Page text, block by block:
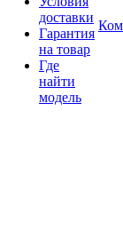
доставки
Гарантия
на товар
Где
найти
модель